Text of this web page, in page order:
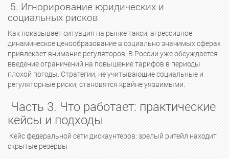
5. Игнорирование юридических и
социальных рисков
Как показывает ситуация на рынке такси, агрессивное
динамическое ценообразование в социально значимых сферах
привлекает внимание регуляторов. В России уже обсуждается
введение ограничений на повышение тарифов в периоды
плохой погоды. Стратегии, не учитывающие социальные и
регуляторные риски, становятся крайне уязвимыми.
Часть 3. Что работает: практические
кейсы и подходы
Кейс федеральной сети дискаунтеров: зрелый ритейл находит
скрытые резервы